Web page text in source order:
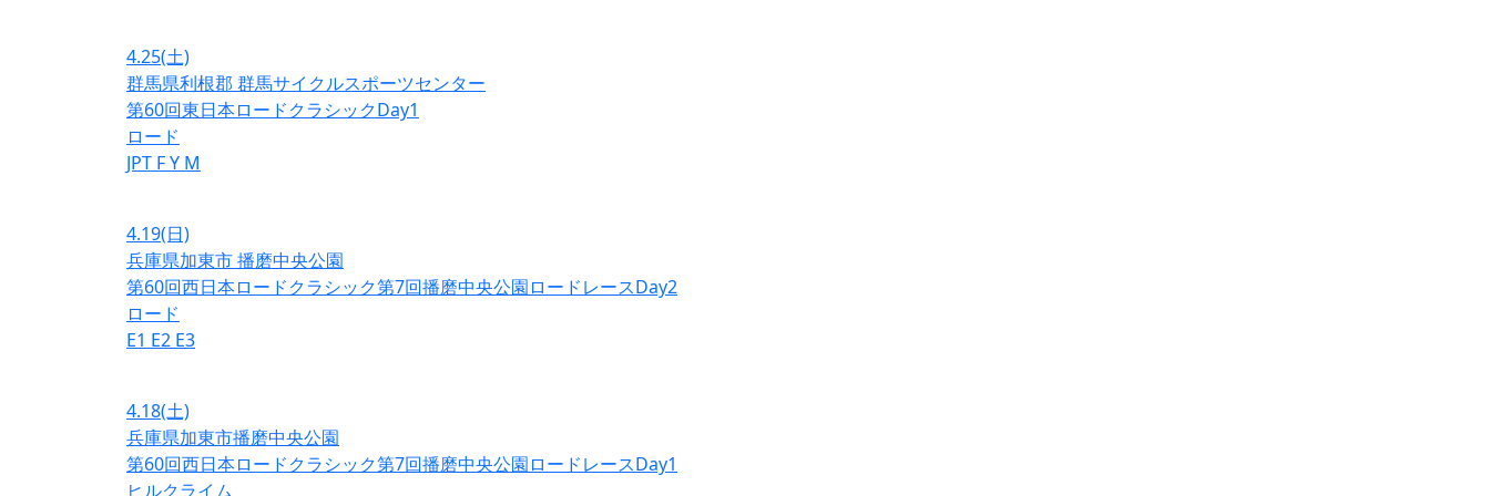
4.25(土)
群馬県利根郡 群馬サイクルスポーツセンター
第60回東日本ロードクラシックDay1
ロード
JPT FY M
4.19(日)
兵庫県加東市 播磨中央公園
第60回西日本ロードクラシック第7回播磨中央公園ロードレースDay2
ロード
E1 E2 E3
4.18(土)
兵庫県加東市播磨中央公園
第60回西日本ロードクラシック第7回播磨中央公園ロードレースDay1
ヒルクライム